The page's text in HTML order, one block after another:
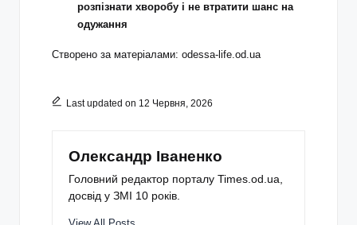
розпізнати хворобу і не втратити шанс на
одужання
Створено за матеріалами: odessa-life.od.ua
Last updated on 12 Червня, 2026
Олександр Іваненко
Головний редактор порталу Times.od.ua,
досвід у ЗМІ 10 років.